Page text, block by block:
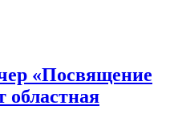
«Посвящение
областная